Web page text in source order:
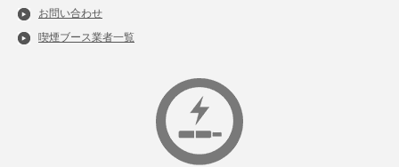
お問い合わせ
喫煙ブース業者一覧